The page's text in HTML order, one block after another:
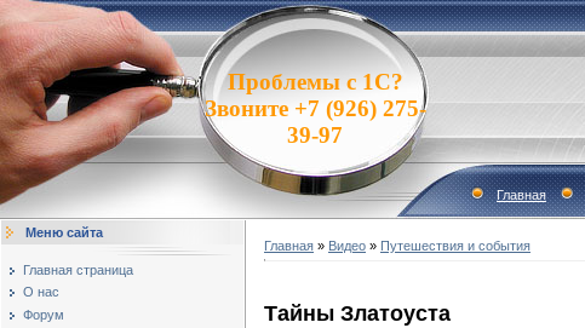
Проблемы с 1С?
Звоните +7 (926) 275-
39-97
Главная
Меню сайта
Главная страница
О нас
Форум
Главная » Видео » Путешествия и события
Тайны Златоуста